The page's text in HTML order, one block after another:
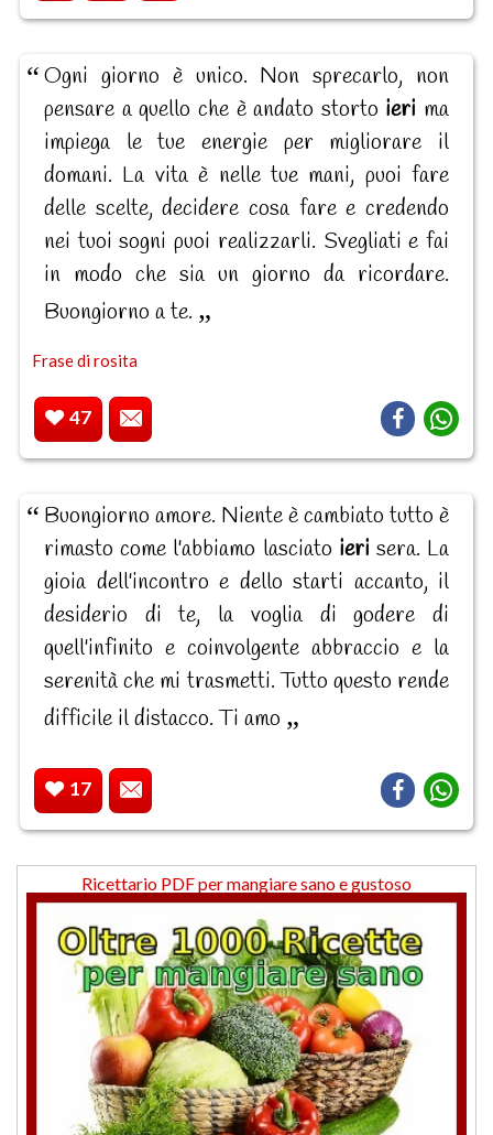
Ogni giorno è unico. Non sprecarlo, non
pensare a quello che è andato storto ieri ma
impiega le tue energie per migliorare il
domani. La vita è nelle tue mani, puoi fare
delle scelte, decidere cosa fare e credendo
nei tuoi sogni puoi realizzarli. Svegliati e fai
in modo che sia un giorno da ricordare.
Buongiorno a te.
Frase di rosita
47
Buongiorno amore. Niente è cambiato tutto è
rimasto come l'abbiamo lasciato ieri sera. La
gioia dell'incontro e dello starti accanto, il
desiderio di te, la voglia di godere di
quell'infinito e coinvolgente abbraccio e la
serenità che mi trasmetti. Tutto questo rende
difficile il distacco. Ti amo
17
Ricettario PDF per mangiare sano e gustoso